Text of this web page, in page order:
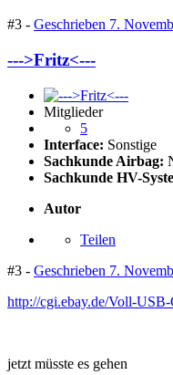
#3 - Geschrieben 7.
--->Fritz<---
Mitglieder
5
Interface: Sonstige
Sachkunde Airbag:
Sachkunde HV-
Autor
Teilen
#3 - Geschrieben 7.
http://cgi.ebay.de/Voll-
jetzt müsste es gehen